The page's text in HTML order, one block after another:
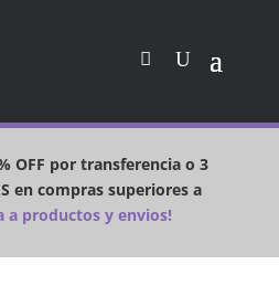
OFF por transferencia o 3
en compras superiores a
a productos y envios!